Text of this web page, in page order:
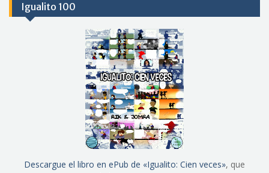
Igualito 100
Descargue el libro en ePub de «Igualito: Cien veces», que